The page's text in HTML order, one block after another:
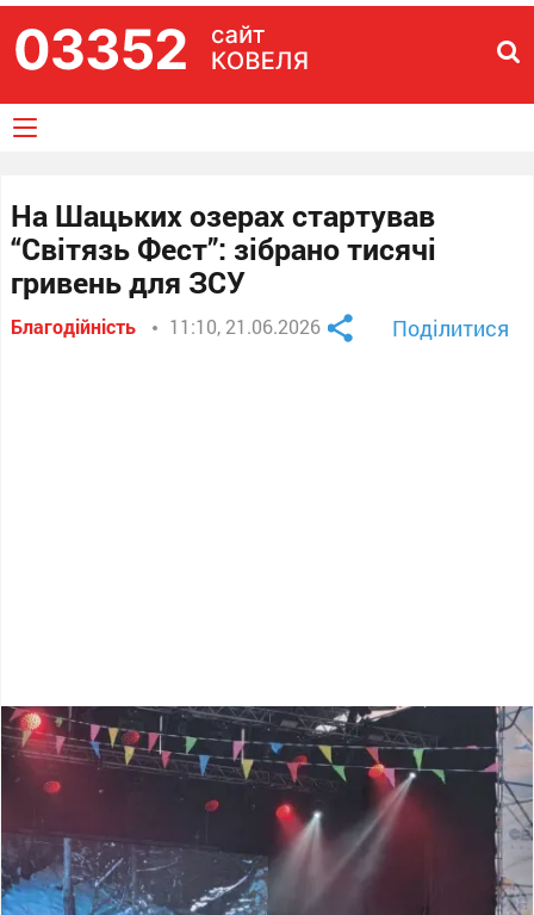
На Шацьких озерах стартував
“Світязь Фест”: зібрано тисячі
гривень для ЗСУ
Благодійність 11:10, 21.06.2026 Поділитися